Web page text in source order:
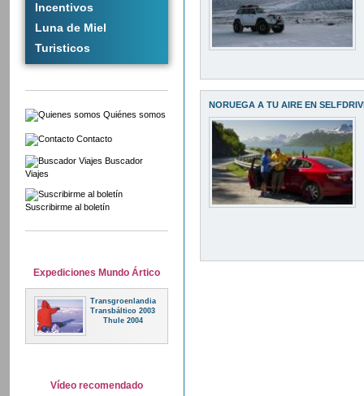
Incentivos
Luna de Miel
Turisticos
Quiénes somos
Contacto
Buscador
Viajes
Suscribirme al boletín
Expediciones Mundo Ártico
Transgroenlandia
Transbáltico 2003
Thule 2004
Vídeo recomendado
NORUEGA A TU AIRE EN